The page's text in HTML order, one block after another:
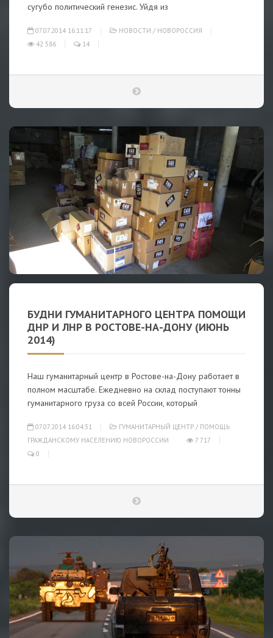
сугубо политический генезис. Уйдя из
07.07.2014 16:11:17 НОВОСТИ / НОВОРОССИЯ
42 586
14
БУДНИ ГУМАНИТАРНОГО ЦЕНТРА ПОМОЩИ
ДНР И ЛНР В РОСТОВЕ-НА-ДОНУ (ИЮНЬ
2014)
Наш гуманитарный центр в Ростове-на-Дону работает в
полном масштабе. Ежедневно на склад поступают тонны
гуманитарного груза со всей России, который
07.07.2014 16:04:31 ГУМАНИТАРНЫЙ ЦЕНТР / ПОМОЩЬ
ГРАЖДАНСКОМУ НАСЕЛЕНИЮ НОВОРОССИИ
7 717
0